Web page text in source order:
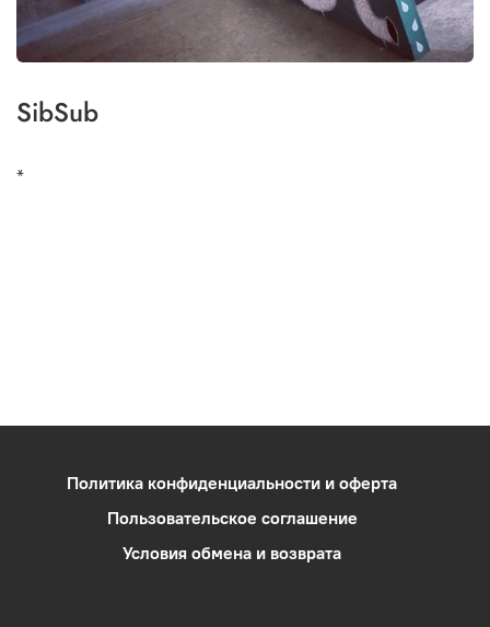
SibSub
*
Политика конфиденциальности и оферта
Пользовательское соглашение
Условия обмена и возврата